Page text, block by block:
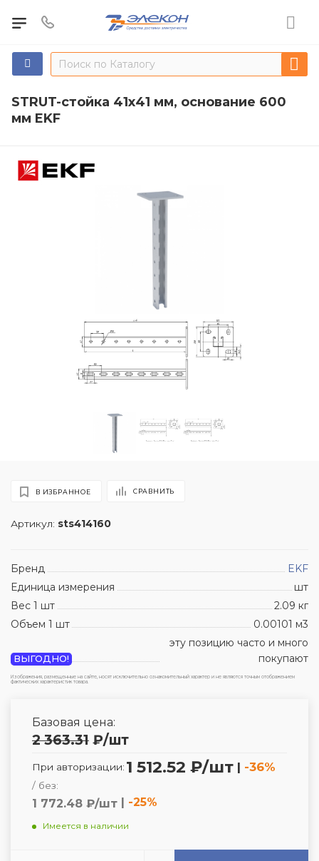
STRUT-стойка 41х41 мм, основание 600
мм EKF
Артикул: sts414160
В ИЗБРАННОЕ СРАВНИТЬ
Бренд
EKF
Единица измерения
шт
Вес 1 шт
2.09 кг
Объем 1 шт
0.00101 м3
ВЫГОДНО!
эту позицию часто и много
покупают
Изображения, размещенные на сайте, носят исключительно ознакомительный характер и не являются точным отображением
фактических характеристик товара.
Базовая цена:
2 363.31 ₽/шт
При авторизации: 1 512.52 ₽/шт | -36%
/ без:
1 772.48 ₽/шт | -25%
Имеется в наличии